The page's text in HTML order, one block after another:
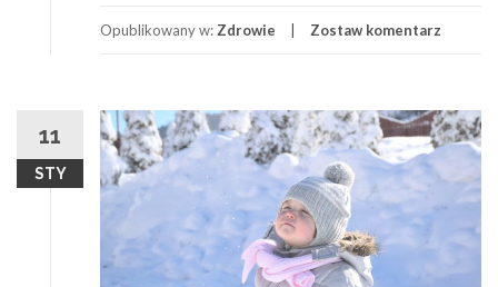
piersią?
karmiącej
Opublikowany w: Zdrowie Zostaw komentarz
11
STY